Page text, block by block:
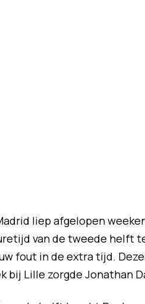
liep afgelopen
van de tweede helft
fout in de extra tijd.
bij Lille zorgde Jonathan